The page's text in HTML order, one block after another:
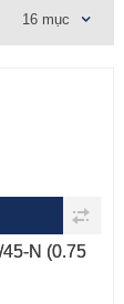
để nhận
16 mục
N (0.75